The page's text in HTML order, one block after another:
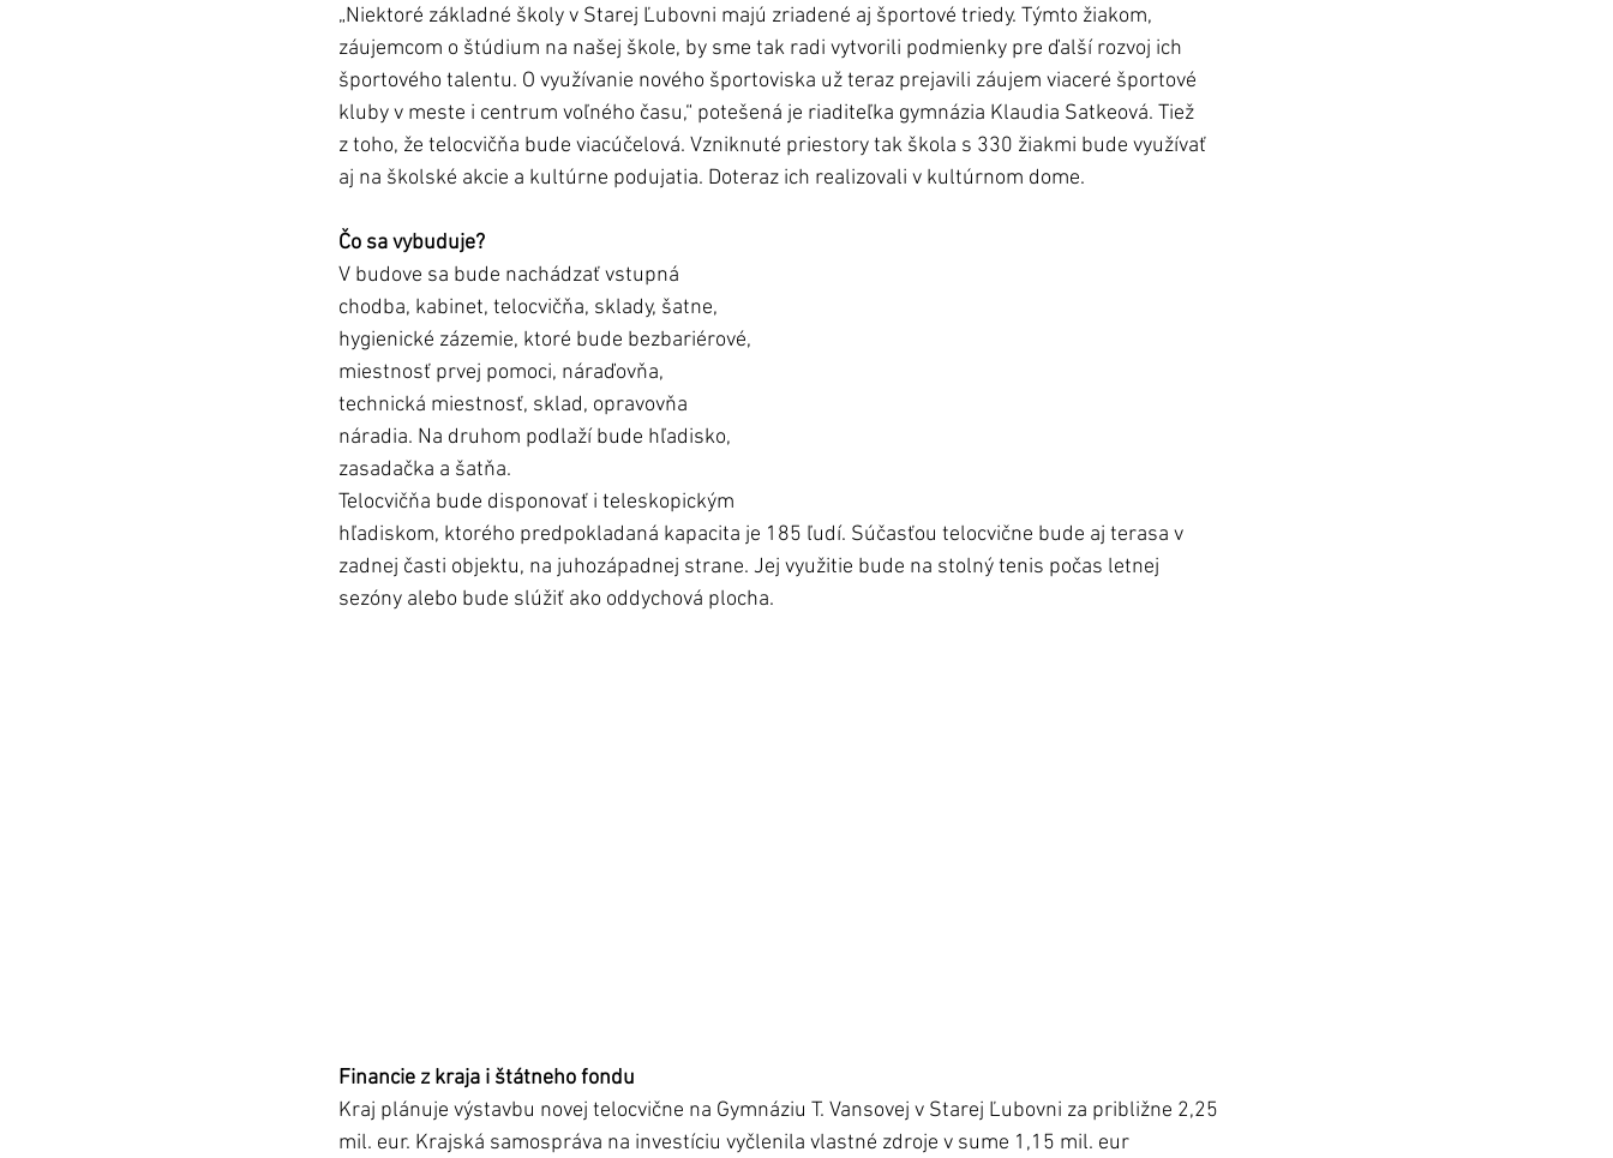
„Niektoré základné školy v Starej Ľubovni majú zriadené aj športové triedy. Týmto žiakom,
záujemcom o štúdium na našej škole, by sme tak radi vytvorili podmienky pre ďalší rozvoj ich
športového talentu. O využívanie nového športoviska už teraz prejavili záujem viaceré športové
kluby v meste i centrum voľného času,“ potešená je riaditeľka gymnázia Klaudia Satkeová. Tiež
z toho, že telocvičňa bude viacúčelová. Vzniknuté priestory tak škola s 330 žiakmi bude využívať
aj na školské akcie a kultúrne podujatia. Doteraz ich realizovali v kultúrnom dome.
Čo sa vybuduje?
V budove sa bude nachádzať vstupná
chodba, kabinet, telocvičňa, sklady, šatne,
hygienické zázemie, ktoré bude bezbariérové,
miestnosť prvej pomoci, náraďovňa,
technická miestnosť, sklad, opravovňa
náradia. Na druhom podlaží bude hľadisko,
zasadačka a šatňa.
Telocvičňa bude disponovať i teleskopickým
hľadiskom, ktorého predpokladaná kapacita je 185 ľudí. Súčasťou telocvične bude aj terasa v
zadnej časti objektu, na juhozápadnej strane. Jej využitie bude na stolný tenis počas letnej
sezóny alebo bude slúžiť ako oddychová plocha.
Financie z kraja i štátneho fondu
Kraj plánuje výstavbu novej telocvične na Gymnáziu T. Vansovej v Starej Ľubovni za približne 2,25
mil. eur. Krajská samospráva na investíciu vyčlenila vlastné zdroje v sume 1,15 mil. eur